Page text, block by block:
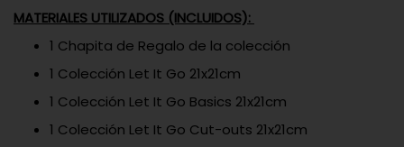
MATERIALES UTILIZADOS (INCLUIDOS):
1 Chapita de Regalo de la colección
1 Colección Let It Go 21x21cm
1 Colección Let It Go Basics 21x21cm
1 Colección Let It Go Cut-outs 21x21cm